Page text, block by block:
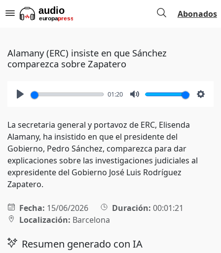
Abonados
Alamany (ERC) insiste en que Sánchez
comparezca sobre Zapatero
01:20
La secretaria general y portavoz de ERC, Elisenda
Alamany, ha insistido en que el presidente del
Gobierno, Pedro Sánchez, comparezca para dar
explicaciones sobre las investigaciones judiciales al
expresidente del Gobierno José Luis Rodríguez
Zapatero.
Fecha: 15/06/2026 Duración: 00:01:21
Localización: Barcelona
Resumen generado con IA